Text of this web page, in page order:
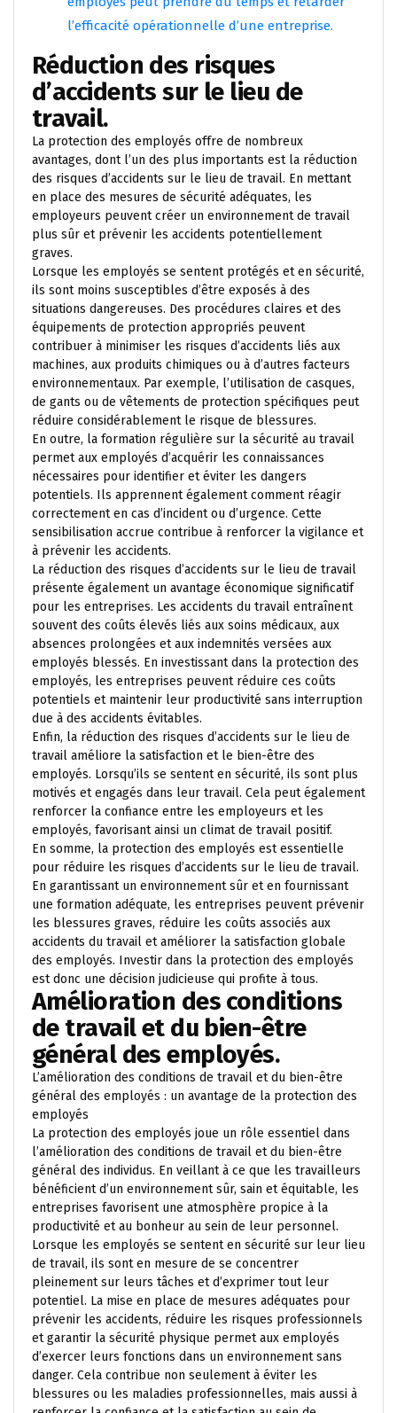
l’efficacité opérationnelle d’une entreprise.
Réduction des risques
d’accidents sur le lieu de
travail.
La protection des employés offre de nombreux
avantages, dont l’un des plus importants est la réduction
des risques d’accidents sur le lieu de travail. En mettant
en place des mesures de sécurité adéquates, les
employeurs peuvent créer un environnement de travail
plus sûr et prévenir les accidents potentiellement
graves.
Lorsque les employés se sentent protégés et en sécurité,
ils sont moins susceptibles d’être exposés à des
situations dangereuses. Des procédures claires et des
équipements de protection appropriés peuvent
contribuer à minimiser les risques d’accidents liés aux
machines, aux produits chimiques ou à d’autres facteurs
environnementaux. Par exemple, l’utilisation de casques,
de gants ou de vêtements de protection spécifiques peut
réduire considérablement le risque de blessures.
En outre, la formation régulière sur la sécurité au travail
permet aux employés d’acquérir les connaissances
nécessaires pour identifier et éviter les dangers
potentiels. Ils apprennent également comment réagir
correctement en cas d’incident ou d’urgence. Cette
sensibilisation accrue contribue à renforcer la vigilance et
à prévenir les accidents.
La réduction des risques d’accidents sur le lieu de travail
présente également un avantage économique significatif
pour les entreprises. Les accidents du travail entraînent
souvent des coûts élevés liés aux soins médicaux, aux
absences prolongées et aux indemnités versées aux
employés blessés. En investissant dans la protection des
employés, les entreprises peuvent réduire ces coûts
potentiels et maintenir leur productivité sans interruption
due à des accidents évitables.
Enfin, la réduction des risques d’accidents sur le lieu de
travail améliore la satisfaction et le bien-être des
employés. Lorsqu’ils se sentent en sécurité, ils sont plus
motivés et engagés dans leur travail. Cela peut également
renforcer la confiance entre les employeurs et les
employés, favorisant ainsi un climat de travail positif.
En somme, la protection des employés est essentielle
pour réduire les risques d’accidents sur le lieu de travail.
En garantissant un environnement sûr et en fournissant
une formation adéquate, les entreprises peuvent prévenir
les blessures graves, réduire les coûts associés aux
accidents du travail et améliorer la satisfaction globale
des employés. Investir dans la protection des employés
est donc une décision judicieuse qui profite à tous.
Amélioration des conditions
de travail et du bien-être
général des employés.
L’amélioration des conditions de travail et du bien-être
général des employés : un avantage de la protection des
employés
La protection des employés joue un rôle essentiel dans
l’amélioration des conditions de travail et du bien-être
général des individus. En veillant à ce que les travailleurs
bénéficient d’un environnement sûr, sain et équitable, les
entreprises favorisent une atmosphère propice à la
productivité et au bonheur au sein de leur personnel.
Lorsque les employés se sentent en sécurité sur leur lieu
de travail, ils sont en mesure de se concentrer
pleinement sur leurs tâches et d’exprimer tout leur
potentiel. La mise en place de mesures adéquates pour
prévenir les accidents, réduire les risques professionnels
et garantir la sécurité physique permet aux employés
d’exercer leurs fonctions dans un environnement sans
danger. Cela contribue non seulement à éviter les
blessures ou les maladies professionnelles, mais aussi à